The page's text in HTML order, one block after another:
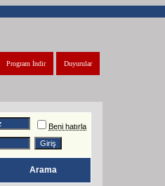
Duyurular
Program İndir
Beni hatırla
Arama